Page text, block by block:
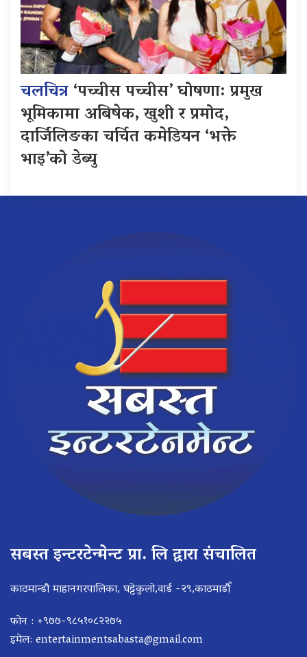
चलचित्र‘पच्चीस पच्चीस’ घोषणा: प्रमुख
भूमिकामा अबिषेक, खुशी र प्रमोद,
दार्जिलिङका चर्चित कमेडियन ‘भक्ते
भाइ’को डेब्यु
सबस्त इन्टरटेन्मेन्ट प्रा. लि द्वारा संचालित
काठमान्डौ माहानगरपालिका, घट्टेकुलो,वार्ड -२९,काठमाडौँ
फोन : +९७७-९८५१०८२२७५
इमेल: entertainmentsabasta@gmail.com